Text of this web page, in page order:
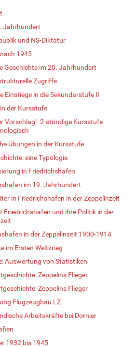
Jahrhundert
und NS-Diktatur
1945
Geschichte im 20. Jahrhundert
Zugriffe
Einstiege in die Sekundarstufe II
der Kursstufe
Vorschlag": 2-stündige Kursstufe
Übungen in der Kursstufe
eine Typologie
in Friedrichshafen
im 19. Jahrhundert
in Friedrichshafen in der Zeppelinzeit
Friedrichshafen und ihre Politik in der
in der Zeppelinzeit 1900-1914
im Ersten Weltkrieg
Auswertung von Statistiken
Zeppelins Flieger
Zeppelins Flieger
Flugzeugbau LZ
Arbeitskräfte bei Dornier
1932 bis 1945